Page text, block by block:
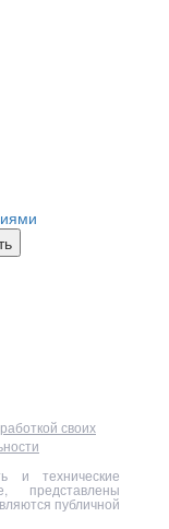
своих
и технические
представлены
публичной